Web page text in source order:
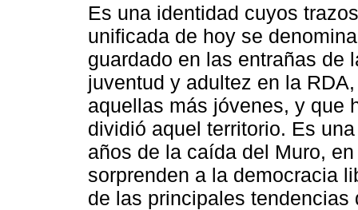
Es una identidad cuyos
unificada de hoy se
guardado en las entrañas de
juventud y adultez en la
aquellas más jóvenes, y que
dividió aquel territorio. Es
años de la caída del Muro,
sorprenden a la democracia
de las principales